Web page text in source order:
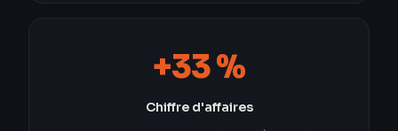
+33 %
Chiffre d'affaires